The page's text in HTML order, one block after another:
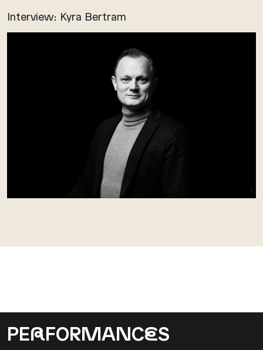
Interview: Kyra Bertram
PERFORMANCES